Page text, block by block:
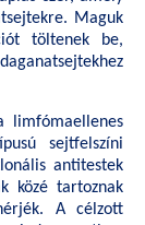
Maguk
töltenek be,
limfómaellenes
sejtfelszíni
antitestek
közé tartoznak
A célzott